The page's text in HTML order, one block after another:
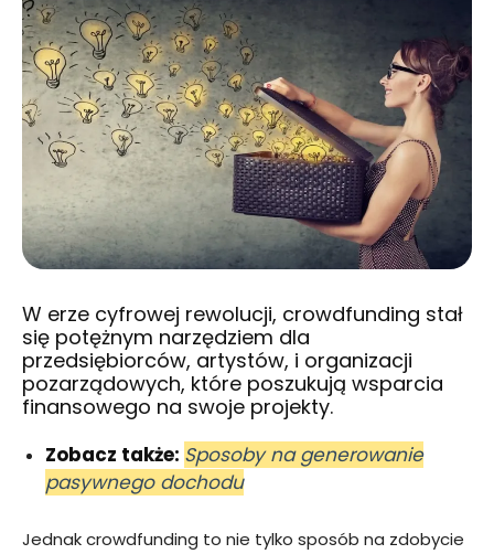
W erze cyfrowej rewolucji, crowdfunding stał
się potężnym narzędziem dla
przedsiębiorców, artystów, i organizacji
pozarządowych, które poszukują wsparcia
finansowego na swoje projekty.
Zobacz także: Sposoby na generowanie
pasywnego dochodu
Jednak crowdfunding to nie tylko sposób na zdobycie